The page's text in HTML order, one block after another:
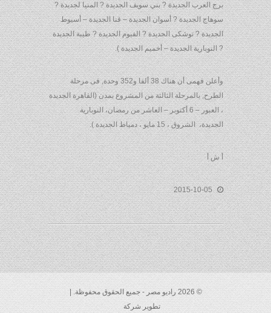
برج العرب الجديدة ? بني سويف الجديدة ? المنيا لجديدة ?
سوهاج الجديدة ? أسوان الجديدة – قنا الجديدة – أسيوط
الجديدة ? توشكى الجديدة ? الفيوم الجديدة ? طيبة الجديدة
? النوبارية الجديدة – أخميم الجديدة ).
وأعلن فهمى أن هناك 38 ألفا و352 وحدة, فى مرحلة
الطرح, بالمرحلة الثالثة من المشروع بمدن (القاهرة الجديدة
، العبور – 6 أكتوبر – العاشر من رمضان، النوبارية
الجديدة، الشروق ، 15 مايو ، دمياط الجديدة ).
أ ش أ
2015-10-05
© 2026 راديو مصر - جميع الحقوق محفوظة. |
تطوير شركة